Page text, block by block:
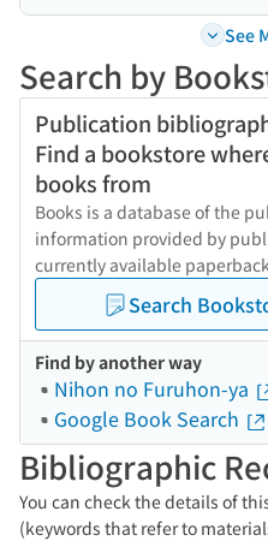
See
Search by
Publication
Find a bookstore
books from
Books is a database of the
information provided by
currently available
Search
Find by another way
Nihon no Furuhon-ya
Google Book Search
Bibliographic
You can check the details of
(keywords that refer to